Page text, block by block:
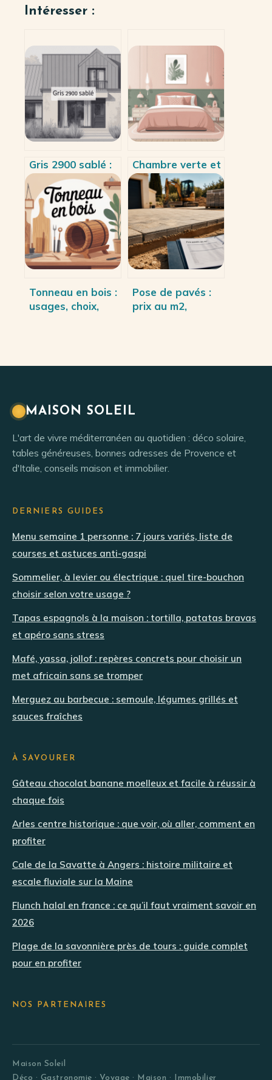
Intéresser :
Gris 2900 sablé :
usages,
équivalences ral
et conseils
pratiques
Chambre verte et
rose : idées déco
harmonieuses
pour une pièce
apaisante
Tonneau en bois :
usages, choix,
Pose de pavés :
prix au m2,
MAISON SOLEIL
L'art de vivre méditerranéen au quotidien : déco solaire,
tables généreuses, bonnes adresses de Provence et
d'Italie, conseils maison et immobilier.
DERNIERS GUIDES
Menu semaine 1 personne : 7 jours variés, liste de
courses et astuces anti-gaspi
Sommelier, à levier ou électrique : quel tire-bouchon
choisir selon votre usage ?
Tapas espagnols à la maison : tortilla, patatas bravas
et apéro sans stress
Mafé, yassa, jollof : repères concrets pour choisir un
met africain sans se tromper
Merguez au barbecue : semoule, légumes grillés et
sauces fraîches
À SAVOURER
Gâteau chocolat banane moelleux et facile à réussir à
chaque fois
Arles centre historique : que voir, où aller, comment en
profiter
Cale de la Savatte à Angers : histoire militaire et
escale fluviale sur la Maine
Flunch halal en france : ce qu’il faut vraiment savoir en
2026
Plage de la savonnière près de tours : guide complet
pour en profiter
NOS PARTENAIRES
Maison Soleil
Déco · Gastronomie · Voyage · Maison · Immobilier